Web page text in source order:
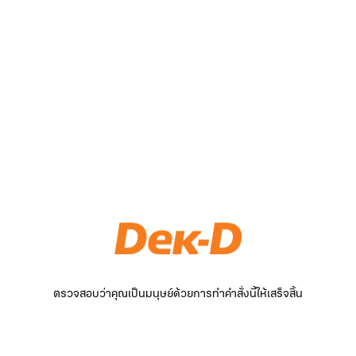
ตรวจสอบว่าคุณเป็นมนุษย์ด้วยการทำคำสั่งนี้ให้เสร็จสิ้น